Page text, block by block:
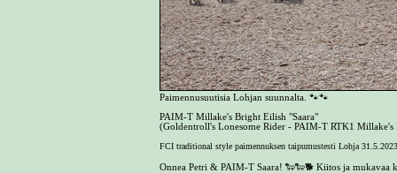
Paimennusuutisia Lohjan suunnalta. 🐾🐾
PAIM-T Millake's Bright Eilish "Saara"
(Goldentroll's Lonesome Rider - PAIM-T RTK1
FCI traditional style paimennuksen taipumustesti Lohja 31.5.2023
Onnea Petri & PAIM-T Saara! 🐑🐑🐕 Kiitos ja mukavaa